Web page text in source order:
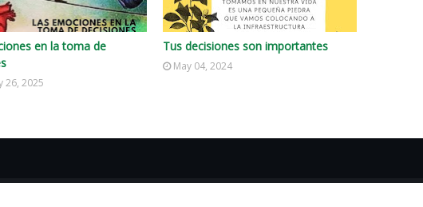
en la toma de
26, 2025
Tus decisiones son importantes
May 04, 2024